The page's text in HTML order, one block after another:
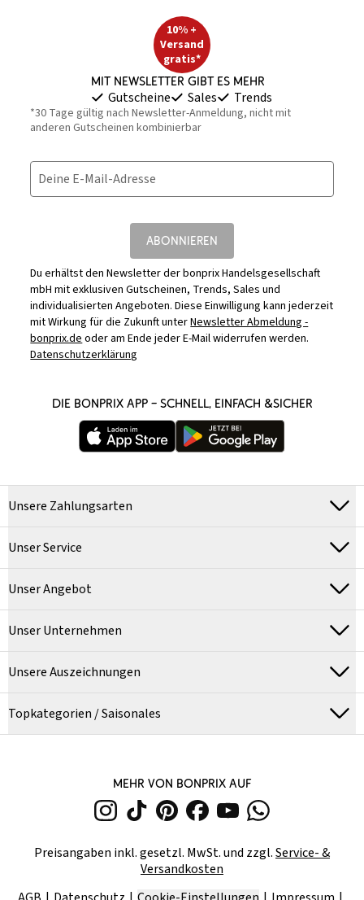
10% +
Versand
gratis*
Mit Newsletter gibt es mehr
Gutscheine Sales Trends
*30 Tage gültig nach Newsletter-Anmeldung, nicht mit
anderen Gutscheinen kombinierbar
Deine E-Mail-Adresse
ABONNIEREN
Du erhältst den Newsletter der bonprix Handelsgesellschaft
mbH mit exklusiven Gutscheinen, Trends, Sales und
individualisierten Angeboten. Diese Einwilligung kann jederzeit
mit Wirkung für die Zukunft unterNewsletter Abmeldung -
bonprix.deoder am Ende jeder E-Mail widerrufen werden.
Datenschutzerklärung
DIE BONPRIX APP – SCHNELL, EINFACH &SICHER
Unsere Zahlungsarten
Unser Service
Unser Angebot
Unser Unternehmen
Unsere Auszeichnungen
Topkategorien / Saisonales
MEHR VON BONPRIX AUF
Preisangaben inkl. gesetzl. MwSt. und zzgl.Service- &
Versandkosten